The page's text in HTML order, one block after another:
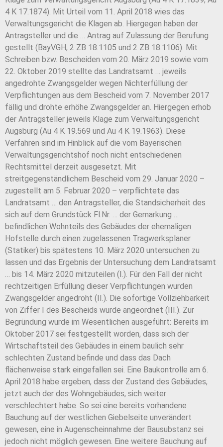
4 K 17.1874). Mit Urteil vom 11. April 2018 wies das
Verwaltungsgericht die Klagen ab. Hiergegen haben der
Antragsteller und die … Antrag auf Zulassung der Berufung
gestellt (BayVGH, 2 ZB 18.1105 und 2 ZB 18.1106). Mit
Schreiben bzw. Bescheiden vom 20. März 2019 sowie vom
22. Oktober 2019 stellte das Landratsamt … jeweils
angedrohte Zwangsgelder wegen Nichterfüllung der
Verpflichtungen aus dem Bescheid vom 7. November 2017
fällig und drohte erhöhe Zwangsgelder an. Hiergegen erhob
der Antragsteller jeweils Klage zum Verwaltungsgericht
Augsburg (Au 4 K 19.569 und Au 4 K 19.1963). Diese
Verfahren sind im Hinblick auf die vom Bayerischen
Verwaltungsgerichtshof noch nicht entschiedenen
Rechtsmittel derzeit ausgesetzt. Mit
streitgegenständlichem Bescheid vom 29. Januar 2020 –
zugestellt am 5. Februar 2020 – verpflichtete das
Landratsamt … den Antragsteller, die Standsicherheit des
sich auf dem Grundstück Fl.Nr. … der Gemarkung …
befindlichen Wohnteils des Gebäudes der ehemaligen
Hofstelle durch einen zugelassenen Tragwerksplaner
(Statiker) bis spätestens 10. März 2020 untersuchen zu
lassen und das Ergebnis der Untersuchung dem Landratsamt
… bis 14. März 2020 mitzuteilen (I.). Für den Fall der nicht
rechtzeitigen Erfüllung dieser Verpflichtungen wurden
Zwangsgelder angedroht (II.). Die sofortige Vollziehbarkeit
von Ziffer I des Bescheids wurde angeordnet (III.). Zur
Begründung wurde im Wesentlichen ausgeführt: Bereits im
Oktober 2017 sei festgestellt worden, dass sich der
Wirtschaftsteil des Gebäudes in einem baulich sehr
schlechten Zustand befinde und dass das Dach
flächenweise stark eingefallen sei. Eine Baukontrolle am 6.
April 2018 habe ergeben, dass der Zustand des Gebäudes,
jetzt auch der des Wohngebäudes, sich weiter
verschlechtert habe. So sei eine bereits vorhandene
Bauchung auf der westlichen Giebelseite unverändert
gewesen, eine in Augenscheinnahme der Bausubstanz sei
jedoch nicht möglich gewesen. Eine weitere Bauchung auf